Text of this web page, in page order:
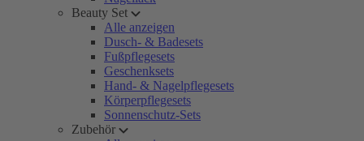
Beauty Set
Alle anzeigen
Dusch- & Badesets
Fußpflegesets
Geschenksets
Hand- & Nagelpflegesets
Körperpflegesets
Sonnenschutz-Sets
Zubehör